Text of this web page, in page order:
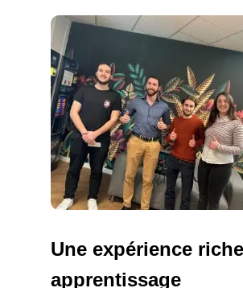
Une expérience
apprentissage